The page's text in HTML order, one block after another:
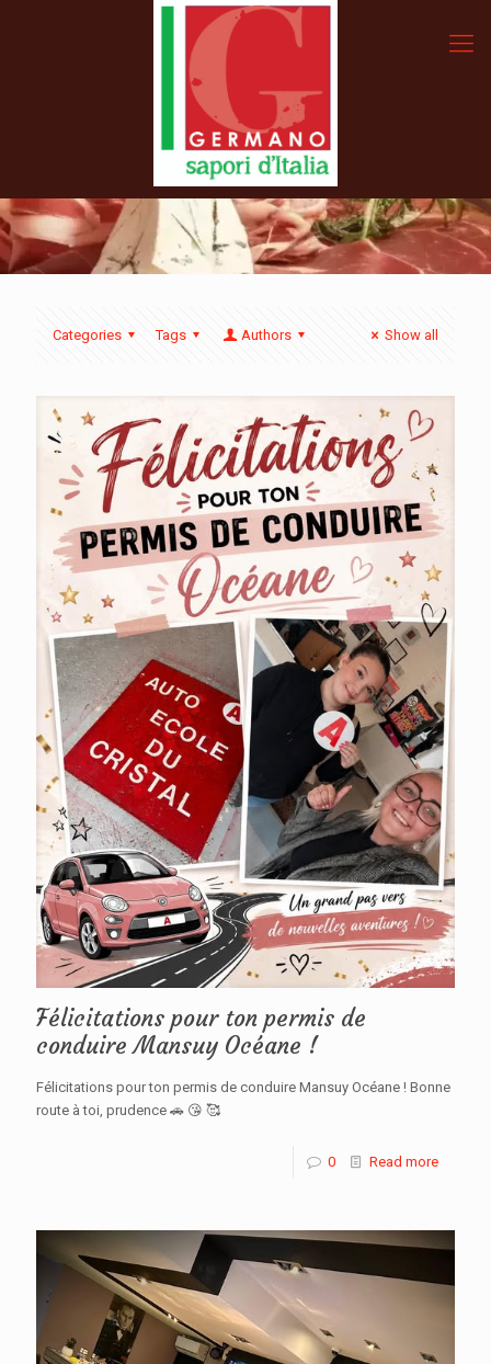
Categories Tags Authors Show all
Félicitations pour ton permis de
conduire Mansuy Océane !
Félicitations pour ton permis de conduire Mansuy Océane ! Bonne
route à toi, prudence 🚗 😘 🥰
0 Read more